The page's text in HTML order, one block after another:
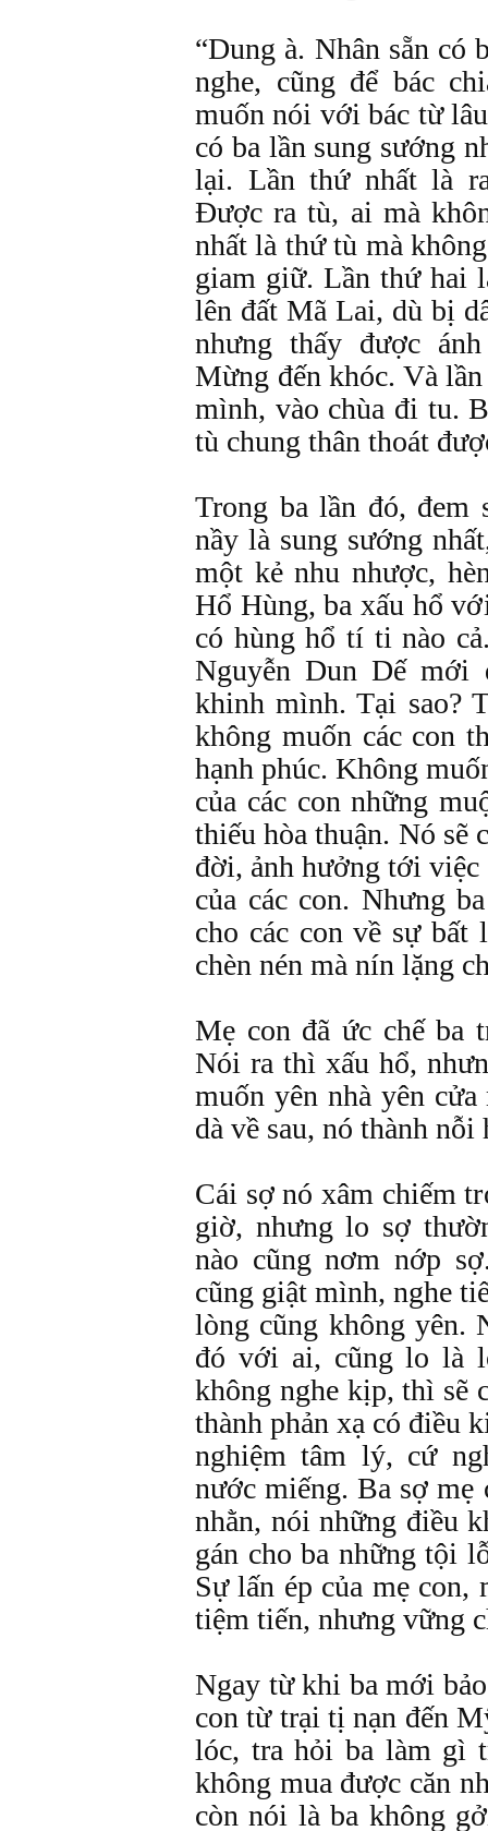
“Dung à. Nhân sẵn có
nghe, cũng để bác
muốn nói với bác từ
có ba lần sung sướng
lại. Lần thứ nhất là
Ðược ra tù, ai mà
nhất là thứ tù mà
giam giữ. Lần thứ hai
lên đất Mã Lai, dù bị
nhưng thấy được
Mừng đến khóc. Và
mình, vào chùa đi tu.
tù chung thân thoát
Trong ba lần đó, đem
nầy là sung sướng
một kẻ nhu nhược,
Hổ Hùng, ba xấu hổ
có hùng hổ tí ti nào
Nguyễn Dun Dế mới
khinh mình. Tại sao?
không muốn các con
hạnh phúc. Không
của các con những
thiếu hòa thuận. Nó sẽ
đời, ảnh hưởng tới
của các con. Nhưng
cho các con về sự
chèn nén mà nín lặng
Mẹ con đã ức chế ba
Nói ra thì xấu hổ,
muốn yên nhà yên
dà về sau, nó thành nỗi
Cái sợ nó xâm chiếm
giờ, nhưng lo sợ
nào cũng nơm nớp
cũng giật mình, nghe
lòng cũng không yên.
đó với ai, cũng lo là
không nghe kịp, thì sẽ
thành phản xạ có điều
nghiệm tâm lý, cứ
nước miếng. Ba sợ mẹ
nhằn, nói những điều
gán cho ba những tội
Sự lấn ép của mẹ
tiệm tiến, nhưng vững
Ngay từ khi ba mới
con từ trại tị nạn đến
lóc, tra hỏi ba làm gì
không mua được căn
còn nói là ba không